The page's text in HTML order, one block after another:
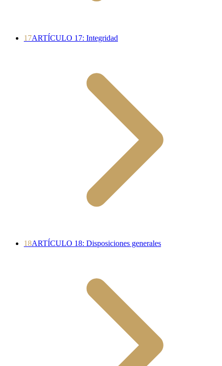
17ARTÍCULO 17: Integridad
18ARTÍCULO 18: Disposiciones generales